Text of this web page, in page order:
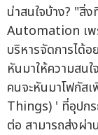
น่าสนใจบ้าง? "สิ่
Automation เพ
บริหารจัดการได้อ
หันมาให้ความสน
คนจะหันมาโฟกั
Things) ' ที่อุปก
ต่อ สามารถส่งผ่า